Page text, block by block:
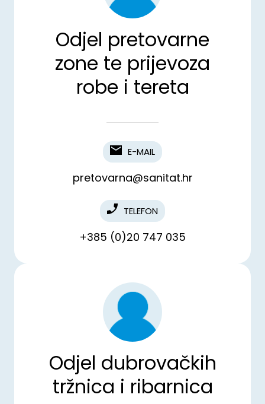
Odjel pretovarne
zone te prijevoza
robe i tereta
E-MAIL
pretovarna@sanitat.hr
TELEFON
+385 (0)20 747 035
Odjel dubrovačkih
tržnica i ribarnica